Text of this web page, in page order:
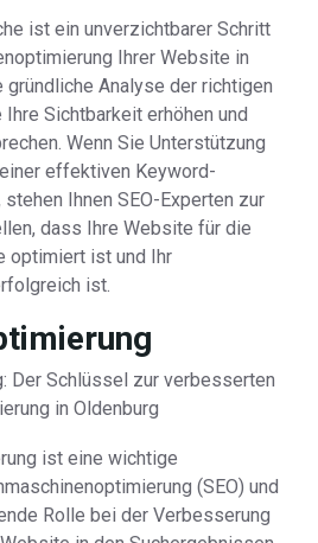
ist ein unverzichtbarer Schritt
Ihrer Website in
gründliche Analyse der richtigen
Sichtbarkeit erhöhen und
Wenn Sie Unterstützung
effektiven Keyword-
Ihnen SEO-Experten zur
dass Ihre Website für die
optimiert ist und Ihr
ist.
Der Schlüssel zur verbesserten
in Oldenburg
ist eine wichtige
(SEO) und
Rolle bei der Verbesserung